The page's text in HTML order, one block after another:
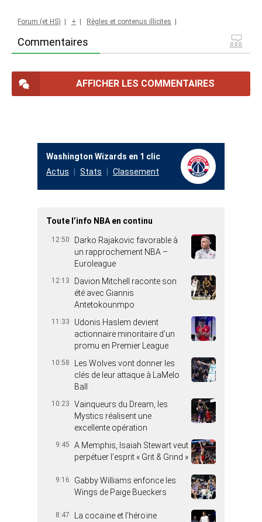
Commentaires
Forum (et HS) + Règles et contenus illicites
AFFICHER LES COMMENTAIRES
Washington Wizards en 1 clic
Actus
Stats Classement
Toute l’info NBA en continu
12:50
Darko Rajakovic favorable à
un rapprochement NBA –
Euroleague
12:13
Davion Mitchell raconte son
été avec Giannis
Antetokounmpo
11:33
Udonis Haslem devient
actionnaire minoritaire d’un
promu en Premier League
10:58
Les Wolves vont donner les
clés de leur attaque à LaMelo
Ball
10:23
Vainqueurs du Dream, les
Mystics réalisent une
excellente opération
9:45
A Memphis, Isaiah Stewart veut
perpétuer l’esprit « Grit & Grind »
9:16
Gabby Williams enfonce les
Wings de Paige Bueckers
8:47
La cocaïne et l’héroïne